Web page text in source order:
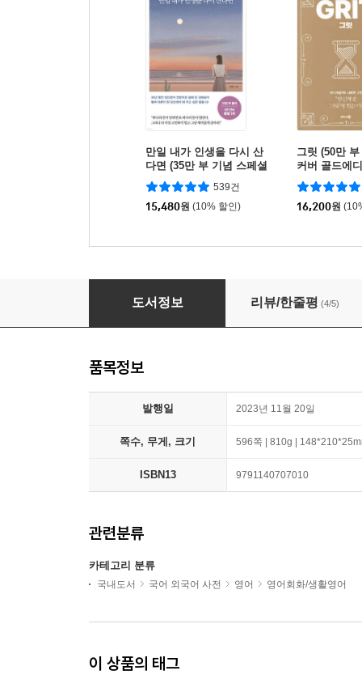
만일 내가 인생을 다시 산
다면 (35만 부 기념 스페셜
에디션)
539건
15,480원 (10% 할인)
그릿 (50만
커버 골드에
16,200원
네이티브는 쉬운 영어로 말한다 200대화편
도서정보 리뷰/한줄평 (4/5)
품목정보
발행일 2023년 11월 20일
쪽수, 무게, 크기 596쪽 | 810g |
ISBN13 9791140707010
관련분류
카테고리 분류
국내도서 국어 외국어 사전 영어 영어회화/생활영어
이 상품의 태그